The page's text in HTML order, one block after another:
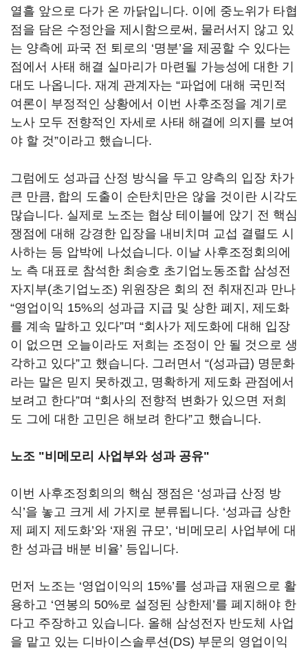
열흘 앞으로 다가 온 까닭입니다. 이에 중노위가 타협
점을 담은 수정안을 제시함으로써 , 물러서지 않고 있
는 양측에 파국 전 퇴로의 ‘명분’을 제공할 수 있다는
점에서 사태 해결 실마리가 마련될 가능성에 대한 기
대도 나옵니다. 재계 관계자는 “파업에 대해 국민적
여론이 부정적인 상황에서 이번 사후조정을 계기로
노사 모두 전향적인 자세로 사태 해결에 의지를 보여
야 할 것”이라고 했습니다.
그럼에도 성과급 산정 방식을 두고 양측의 입장 차가
큰 만큼, 합의 도출이 순탄치만은 않을 것이란 시각도
많습니다. 실제로 노조는 협상 테이블에 앉기 전 핵심
쟁점에 대해 강경한 입장을 내비치며 교섭 결렬도 시
사하는 등 압박에 나섰습니다. 이날 사후조정회의에
노 측 대표로 참석한 최승호 초기업노동조합 삼성전
자지부(초기업노조) 위원장은 회의 전 취재진과 만나
“영업이익 15%의 성과급 지급 및 상한 폐지 , 제도화
를 계속 말하고 있다”며 “회사가 제도화에 대해 입장
이 없으면 오늘이라도 저희는 조정이 안 될 것으로 생
각하고 있다”고 했습니다. 그러면서 “(성과급) 명문화
라는 말은 믿지 못하겠고, 명확하게 제도화 관점에서
보려고 한다”며 “회사의 전향적 변화가 있으면 저희
도 그에 대한 고민은 해보려 한다”고 했습니다.
노조 "비메모리 사업부와 성과 공유"
이번 사후조정회의의 핵심 쟁점은 ‘성과급 산정 방
식’을 놓고 크게 세 가지로 분류됩니다. ‘성과급 상한
제 폐지 제도화’와 ‘재원 규모’, ‘비메모리 사업부에 대
한 성과급 배분 비율’ 등입니다.
먼저 노조는 ‘영업이익의 15%’를 성과급 재원으로 활
용하고 ‘연봉의 50%로 설정된 상한제 ’를 폐지해야 한
다고 주장하고 있습니다. 올해 삼성전자 반도체 사업
을 맡고 있는 디바이스솔루션(DS) 부문의 영업이익